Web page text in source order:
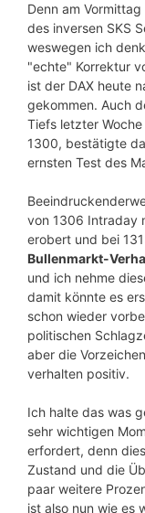
Denn am
des inversen SKS
weswegen ich
"echte" Korrektur
ist der DAX heute
gekommen. Auch
Tiefs letzter
1300, bestätigte
ernsten Test des
von 1306 Intraday
erobert und bei
Bullenmarkt-
und ich nehme
damit könnte es
schon wieder
politischen
aber die
verhalten positiv.
Ich halte das was
sehr wichtigen
erfordert, denn
Zustand und die
paar weitere
ist also nun wie es